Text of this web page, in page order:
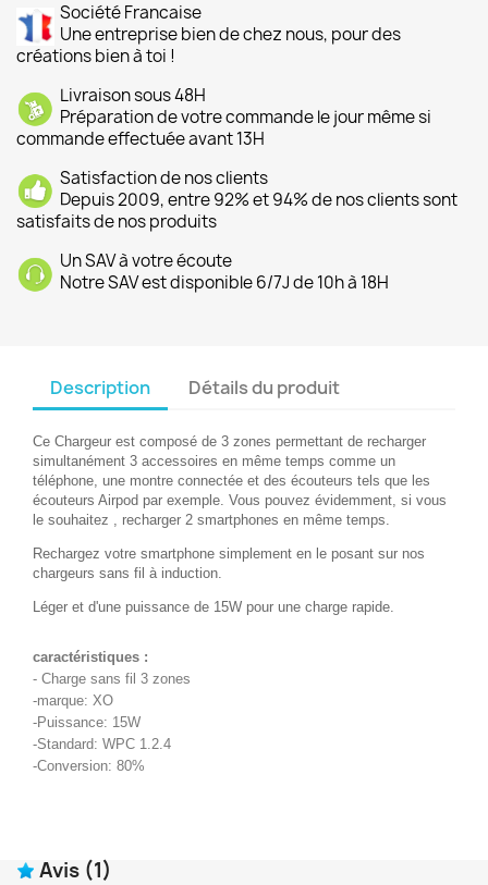
Société Francaise
Une entreprise bien de chez nous, pour des
créations bien à toi !
Livraison sous 48H
Préparation de votre commande le jour même si
commande effectuée avant 13H
Satisfaction de nos clients
Depuis 2009, entre 92% et 94% de nos clients sont
satisfaits de nos produits
Un SAV à votre écoute
Notre SAV est disponible 6/7J de 10h à 18H
Description Détails du produit
Ce Chargeur est composé de 3 zones permettant de recharger
simultanément 3 accessoires en même temps comme un
téléphone, une montre connectée et des écouteurs tels que les
écouteurs Airpod par exemple. Vous pouvez évidemment, si vous
le souhaitez , recharger 2 smartphones en même temps.
Rechargez votre smartphone simplement en le posant sur nos
chargeurs sans fil à induction.
Léger et d'une puissance de 15W pour une charge rapide.
caractéristiques :
- Charge sans fil 3 zones
-marque: XO
-Puissance: 15W
-Standard: WPC 1.2.4
-Conversion: 80%
Avis (1)